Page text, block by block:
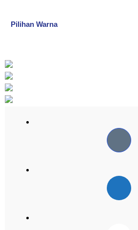
Pilihan Warna